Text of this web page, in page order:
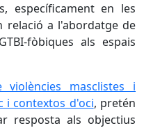
específicament en les
relació a l'abordatge de
fòbiques als espais
violències masclistes i
i contextos d'oci, pretén
resposta als objectius